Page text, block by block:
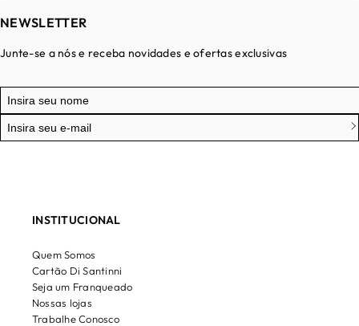
NEWSLETTER
Junte-se a nós e receba novidades e ofertas exclusivas
INSTITUCIONAL
Quem Somos
Cartão Di Santinni
Seja um Franqueado
Nossas lojas
Trabalhe Conosco